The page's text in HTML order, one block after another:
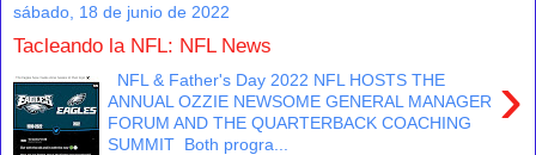
sábado, 18 de junio de 2022
Tacleando la NFL: NFL News
›
NFL & Father's Day 2022 NFL HOSTS THE
ANNUAL OZZIE NEWSOME GENERAL MANAGER
FORUM AND THE QUARTERBACK COACHING
SUMMIT ​ Both progra...